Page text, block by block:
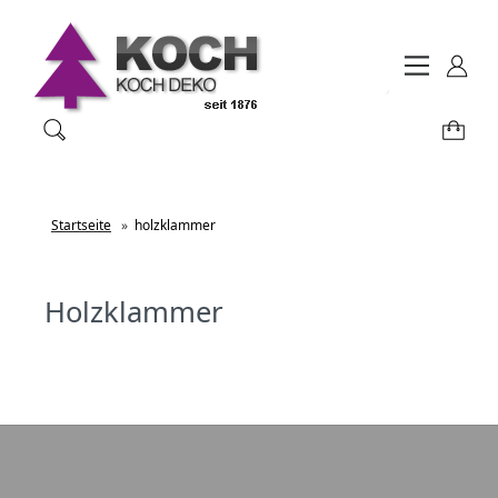
Startseite » holzklammer
Holzklammer